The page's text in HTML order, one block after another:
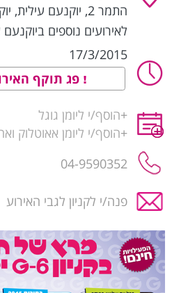
התמר 2, יוקנעם עילית ,
לאירועים נוספים
17/3/2015
פג תוקף
+הוסף/י ליומן גוגל
+הוסף/י ליומן אאוטלוק
04-9590352
פנה/י לקניון לגבי האירוע